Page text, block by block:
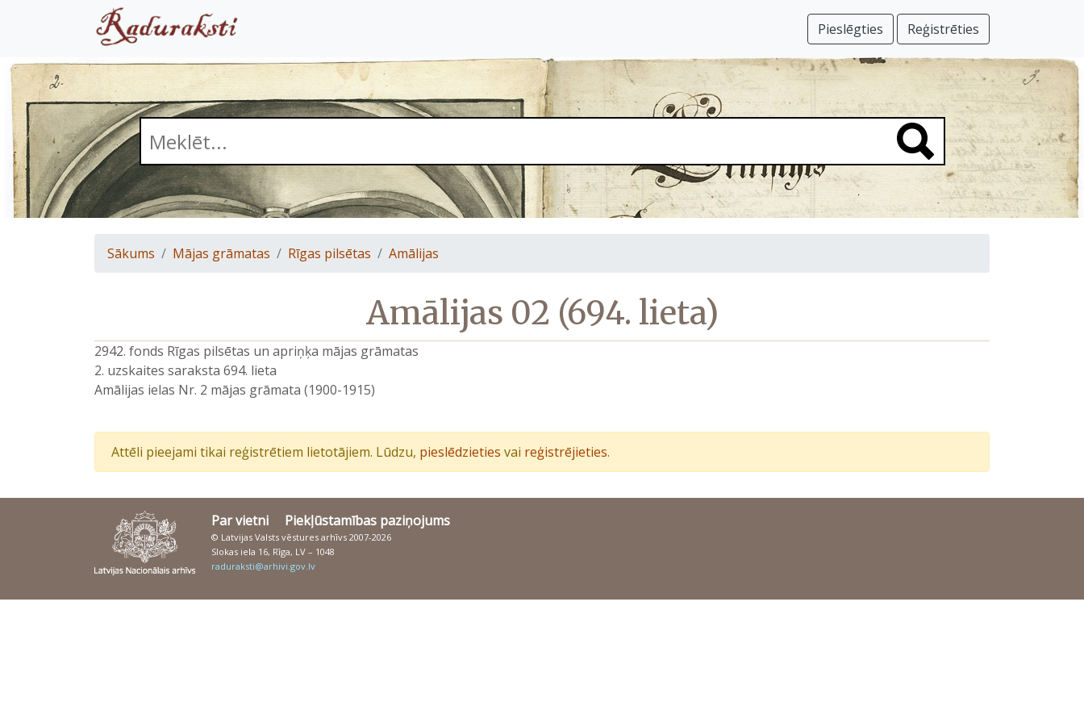
Pieslēgties Reģistrēties
Sākums Mājas grāmatas Rīgas pilsētas Amālijas
Amālijas 02 (694. lieta)
2942. fonds Rīgas pilsētas un apriņķa mājas grāmatas
2. uzskaites saraksta 694. lieta
Amālijas ielas Nr. 2 mājas grāmata (1900-1915)
Attēli pieejami tikai reģistrētiem lietotājiem. Lūdzu, pieslēdzieties vai reģistrējieties.
Par vietni Piekļūstamības paziņojums
© Latvijas Valsts vēstures arhīvs 2007-2026
Slokas iela 16, Rīga, LV – 1048
raduraksti@arhivi.gov.lv